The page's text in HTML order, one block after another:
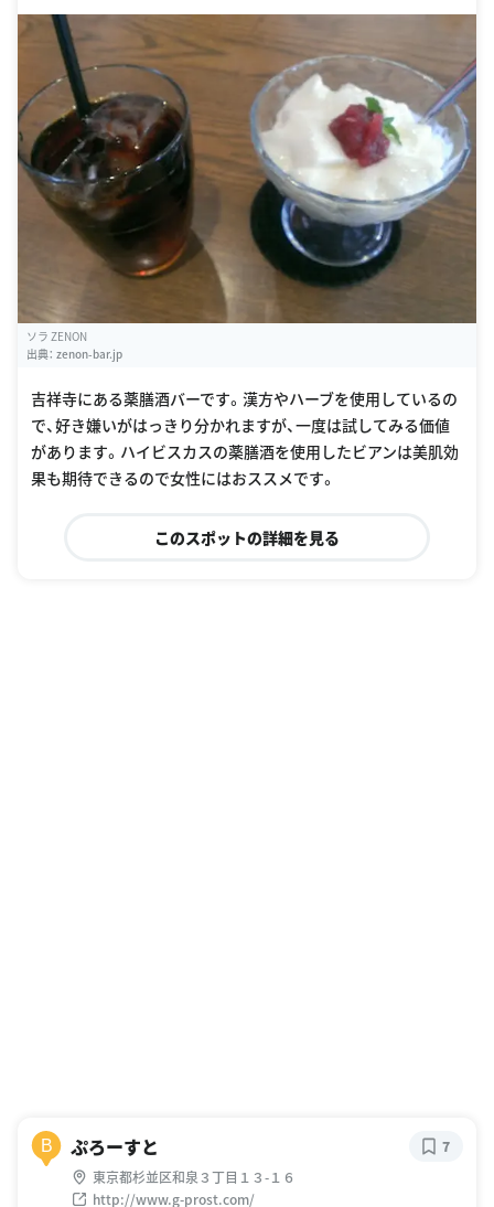
ソラ ZENON
出典： zenon-bar.jp
吉祥寺にある薬膳酒バーです。漢方やハーブを使用しているの
で、好き嫌いがはっきり分かれますが、一度は試してみる価値
があります。ハイビスカスの薬膳酒を使用したビアンは美肌効
果も期待できるので女性にはおススメです。
このスポットの詳細を見る
B ぷろーすと
東京都杉並区和泉３丁目１３-１６
http://www.g-prost.com/
7